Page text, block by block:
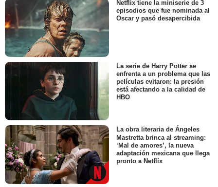
Netflix tiene la miniserie de 3
episodios que fue nominada al
Oscar y pasó desapercibida
La serie de Harry Potter se
enfrenta a un problema que las
películas evitaron: la presión
está afectando a la calidad de
HBO
La obra literaria de Ángeles
Mastretta brinca al streaming:
‘Mal de amores’, la nueva
adaptación mexicana que llega
pronto a Netflix